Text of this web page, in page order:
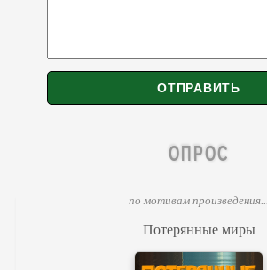
ОПРОС
по мотивам произведения...
Потерянные миры